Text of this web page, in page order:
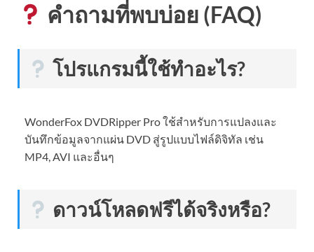
คำถามที่พบบ่อย (FAQ)
โปรแกรมนี้ใช้ทำอะไร?
WonderFox DVDRipper Pro ใช้สำหรับการแปลงและ
บันทึกข้อมูลจากแผ่น DVD สู่รูปแบบไฟล์ดิจิทัล เช่น
MP4, AVI และอื่นๆ
ดาวน์โหลดฟรีได้จริงหรือ?